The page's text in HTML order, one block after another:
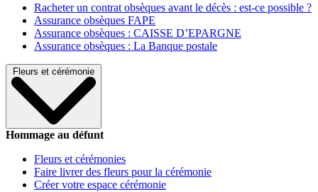
Racheter un contrat obsèques avant le décès : est-ce possible ?
Assurance obsèques FAPE
Assurance obsèques : CAISSE D’EPARGNE
Assurance obsèques : La Banque postale
Fleurs et cérémonie
Hommage au défunt
Fleurs et cérémonies
Faire livrer des fleurs pour la cérémonie
Créer votre espace cérémonie